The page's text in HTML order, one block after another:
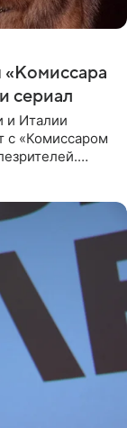
«Комиссара
сериал
и Италии
с «Комиссаром